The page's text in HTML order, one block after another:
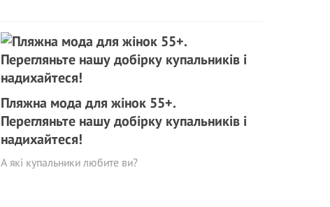
Пляжна мода для жінок 55+.
Перeгляньте нашу добірку купальників і
надихайтеся!
А які купальники любите ви?